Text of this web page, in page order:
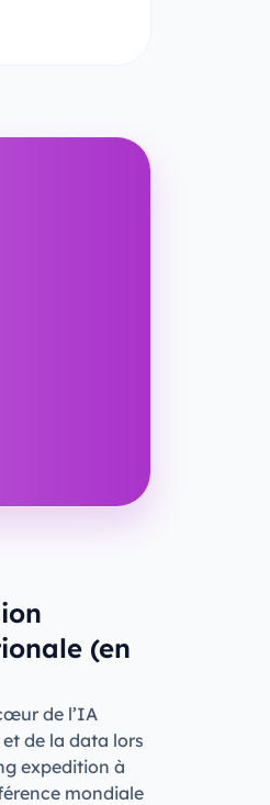
(en
de l’IA
de la data lors
expedition à
mondiale